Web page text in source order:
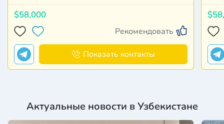
$58,000
Рекомендовать
Показать контакты
Актуальные новости в Узбекистане